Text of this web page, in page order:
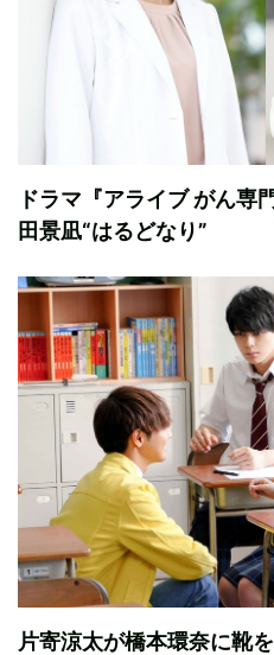
ドラマ『アライブ がん専
田景凪“はるどなり”
片寄涼太が橋本環奈に靴